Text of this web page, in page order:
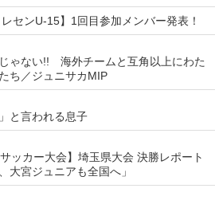
センU-15】1回目参加メンバー発表！
ゃない!! 海外チームと互角以上にわた
ち／ジュニサカMIP
と言われる息子
ッカー大会】埼玉県大会 決勝レポート
大宮ジュニアも全国へ」